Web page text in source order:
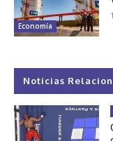
Economía
Noticias